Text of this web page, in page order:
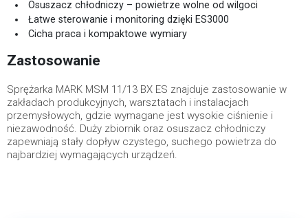
Osuszacz chłodniczy – powietrze wolne od wilgoci
Łatwe sterowanie i monitoring dzięki ES3000
Cicha praca i kompaktowe wymiary
Zastosowanie
Sprężarka MARK MSM 11/13 BX ES znajduje zastosowanie w
zakładach produkcyjnych, warsztatach i instalacjach
przemysłowych, gdzie wymagane jest wysokie ciśnienie i
niezawodność. Duży zbiornik oraz osuszacz chłodniczy
zapewniają stały dopływ czystego, suchego powietrza do
najbardziej wymagających urządzeń.